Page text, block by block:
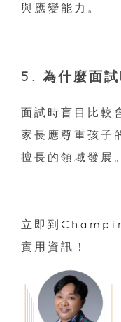
與應變能力。
5. 為什麼面
面試時盲目比較
家長應尊重孩子
擅長的領域發展。
立即到
實用資訊！